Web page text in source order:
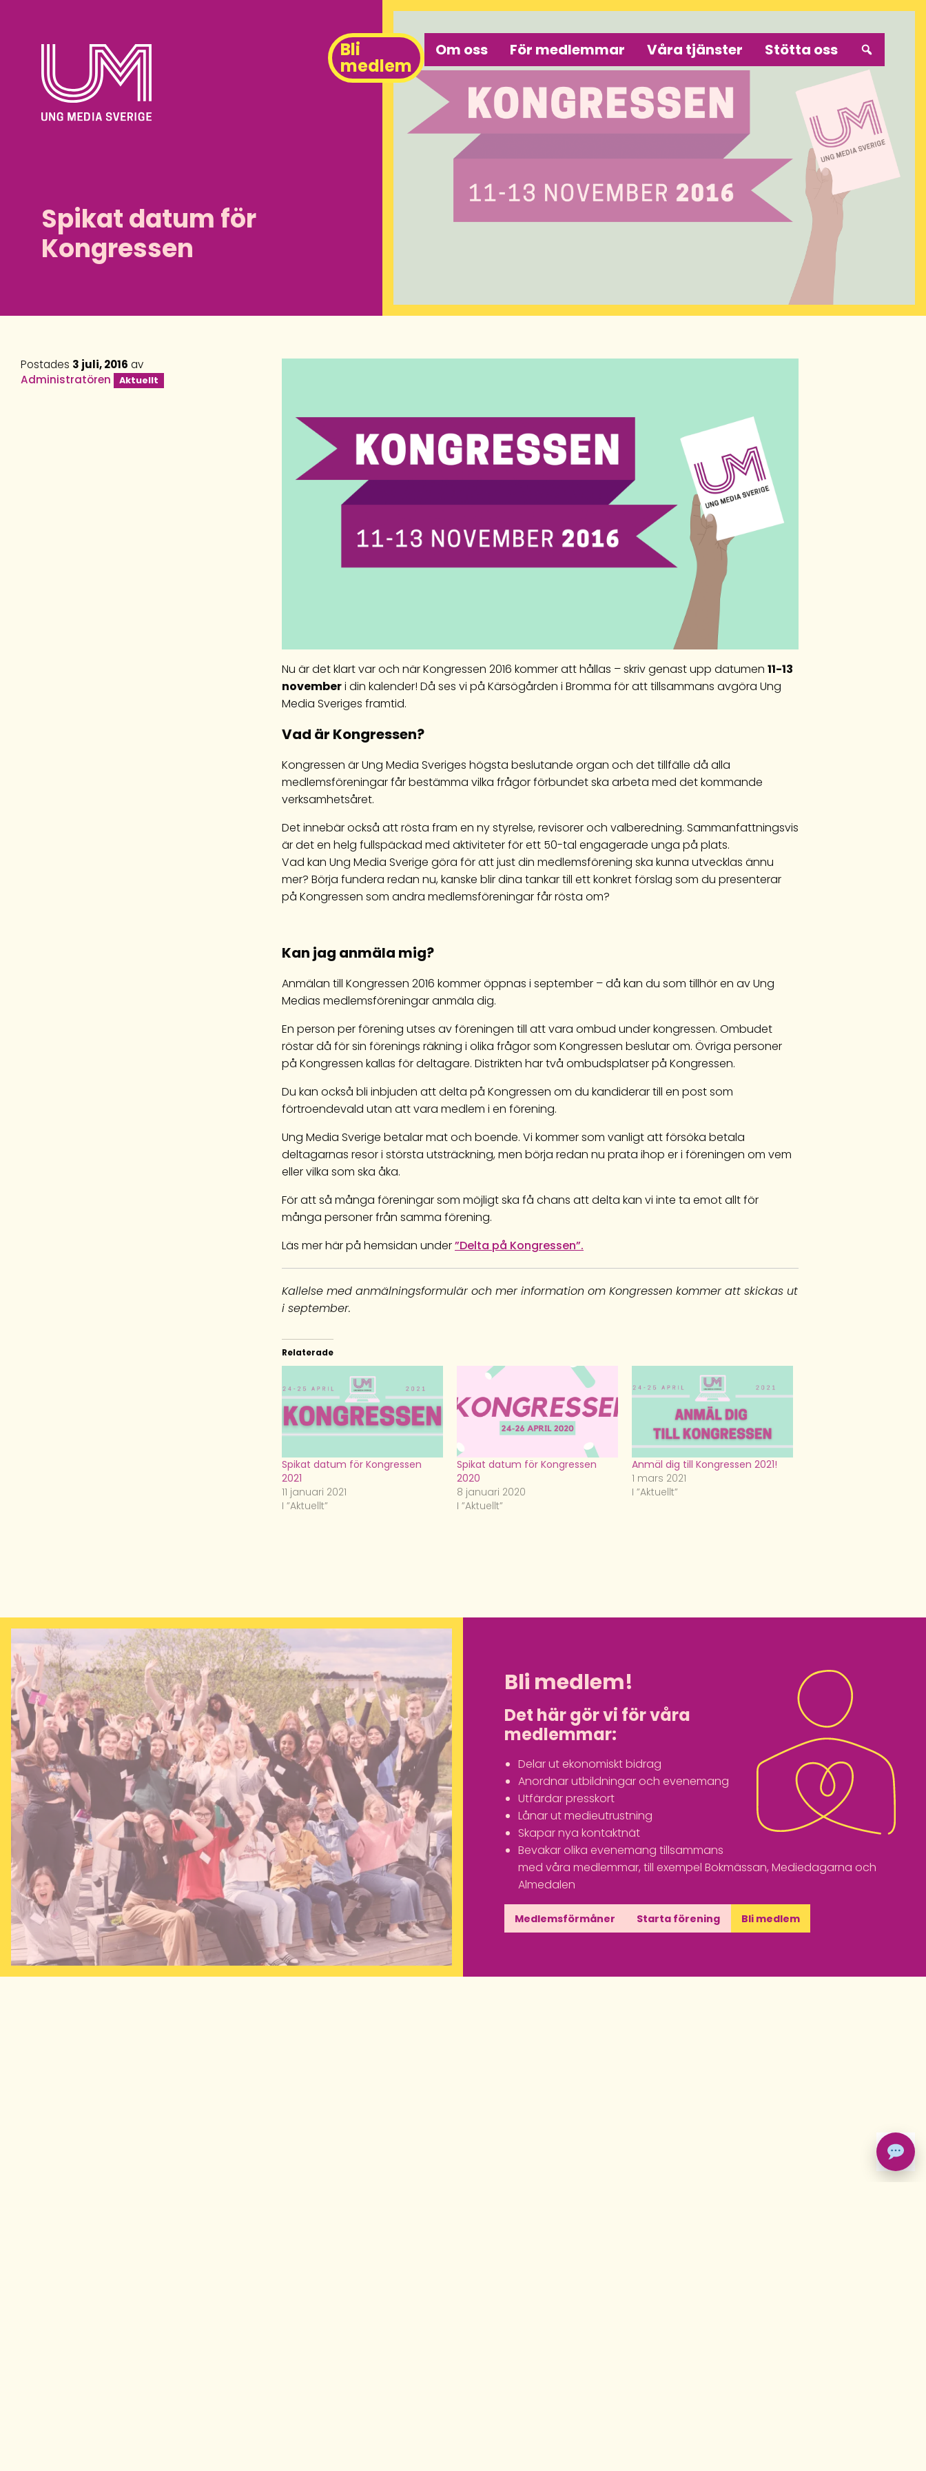
Bli
medlem
Om oss För medlemmar Våra tjänster Stötta oss
Spikat datum för
Kongressen
Nu är det klart var och när Kongressen 2016 kommer att hållas – skriv genast upp datumen 11-13
novemberi din kalender! Då ses vi på Kärsögården i Bromma för att tillsammans avgöra Ung
Media Sveriges framtid.
Vad är Kongressen?
Kongressen är Ung Media Sveriges högsta beslutande organ och det tillfälle då alla
medlemsföreningar får bestämma vilka frågor förbundet ska arbeta med det kommande
verksamhetsåret.
Det innebär också att rösta fram en ny styrelse, revisorer och valberedning. Sammanfattningsvis
är det en helg fullspäckad med aktiviteter för ett 50-tal engagerade unga på plats.
Vad kan Ung Media Sverige göra för att just din medlemsförening ska kunna utvecklas ännu
mer? Börja fundera redan nu, kanske blir dina tankar till ett konkret förslag som du presenterar
på Kongressen som andra medlemsföreningar får rösta om?
Kan jag anmäla mig?
Anmälan till Kongressen 2016 kommer öppnas i september – då kan du som tillhör en av Ung
Medias medlemsföreningar anmäla dig.
En person per förening utses av föreningen till att vara ombud under kongressen. Ombudet
röstar då för sin förenings räkning i olika frågor som Kongressen beslutar om. Övriga personer
på Kongressen kallas för deltagare. Distrikten har två ombudsplatser på Kongressen.
Du kan också bli inbjuden att delta på Kongressen om du kandiderar till en post som
förtroendevald utan att vara medlem i en förening.
Ung Media Sverige betalar mat och boende. Vi kommer som vanligt att försöka betala
deltagarnas resor i största utsträckning, men börja redan nu prata ihop er i föreningen om vem
eller vilka som ska åka.
För att så många föreningar som möjligt ska få chans att delta kan vi inte ta emot allt för
många personer från samma förening.
Läs mer här på hemsidan under”Delta på Kongressen”.
Kallelse med anmälningsformulär och mer information om Kongressen kommer att skickas ut
i september.
Relaterade
Spikat datum för Kongressen
2021
11 januari 2021
I ”Aktuellt”
Spikat datum för Kongressen
2020
8 januari 2020
I ”Aktuellt”
Anmäl dig till Kongressen 2021!
1 mars 2021
I ”Aktuellt”
Postades 3 juli, 2016 av
Administratören
Aktuellt
Bli medlem!
Det här gör vi för våra
medlemmar:
Delar ut ekonomiskt bidrag
Anordnar utbildningar och evenemang
Utfärdar presskort
Lånar ut medieutrustning
Skapar nya kontaktnät
Bevakar olika evenemang tillsammans
med våra medlemmar, till exempel Bokmässan, Mediedagarna och
Almedalen
Medlemsförmåner Starta förening Bli medlem